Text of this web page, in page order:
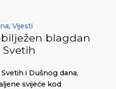
, Vijesti
blagdan
Svetih
i Dušnog dana,
svijeće kod